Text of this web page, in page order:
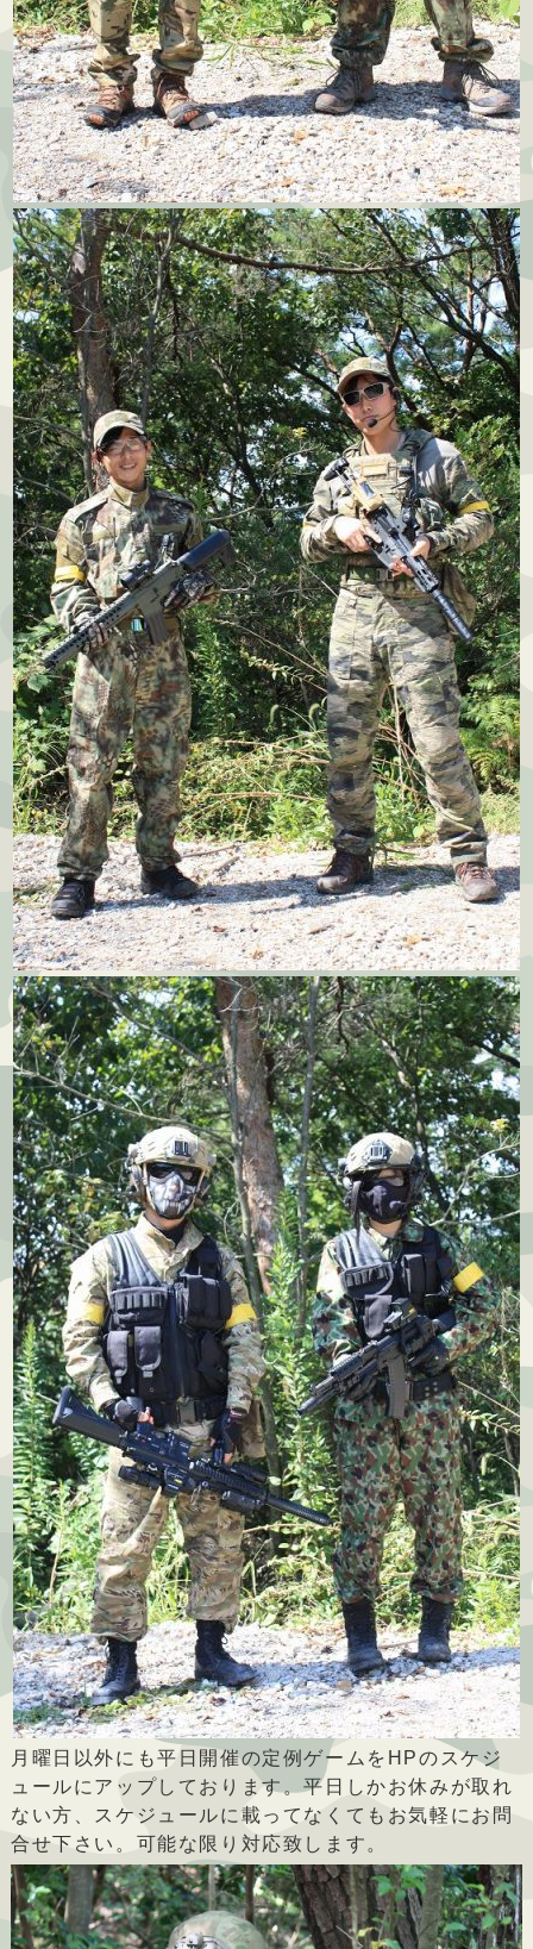
月曜日以外にも平日開催の定例ゲームをHPのスケジ
ュールにアップしております。平日しかお休みが取れ
ない方、スケジュールに載ってなくてもお気軽にお問
合せ下さい。可能な限り対応致します。